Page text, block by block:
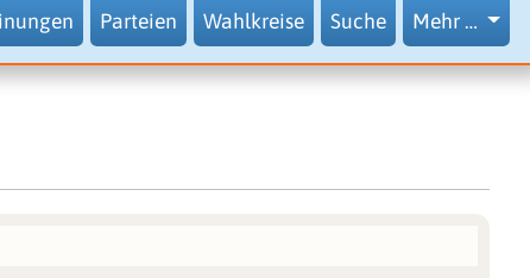
Parteien Wahlkreise Suche Mehr …